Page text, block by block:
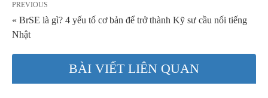
PREVIOUS
« BrSE là gì? 4 yếu tố cơ bản để trở thành Kỹ sư cầu nối tiếng
Nhật
BÀI VIẾT LIÊN QUAN